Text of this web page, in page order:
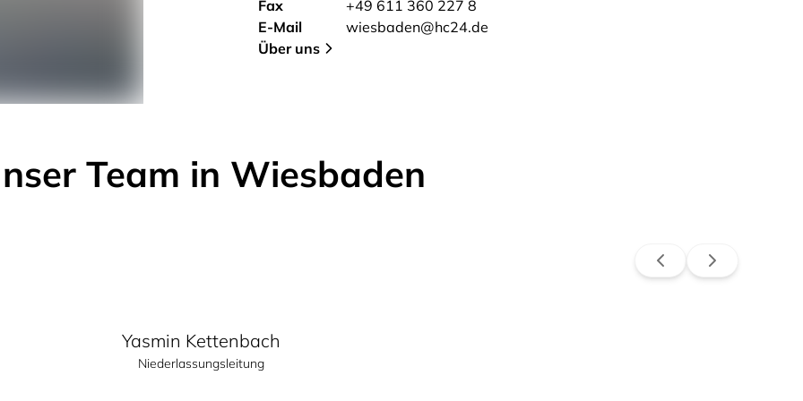
Fax
+49 611 360 227 8
E-Mail
wiesbaden@hc24.de
Über uns
Team in Wiesbaden
Yasmin Kettenbach
Niederlassungsleitung